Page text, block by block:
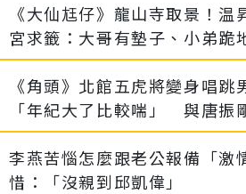
《大仙尪仔》龍山寺取景！温
宮求籤：大哥有墊子、小弟跪
《角頭》北館五虎將變身唱跳
「年紀大了比較喘」 與唐振
李燕苦惱怎麼跟老公報備「
惜：「沒親到邱凱偉」